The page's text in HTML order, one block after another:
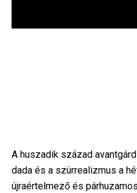
A huszadik század
dada és a szürrealizmus a
újraértelmező és